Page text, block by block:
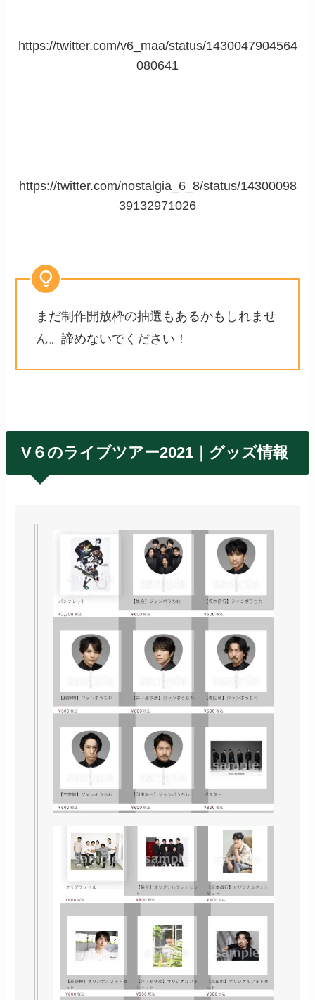
https://twitter.com/v6_maa/status/1430047904564
080641
https://twitter.com/nostalgia_6_8/status/14300098
39132971026
まだ制作開放枠の抽選もあるかもしれませ
ん。諦めないでください！
V６のライブツアー2021｜グッズ情報